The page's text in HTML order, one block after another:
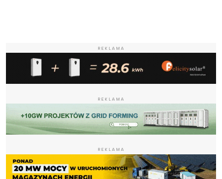
REKLAMA
REKLAMA
REKLAMA